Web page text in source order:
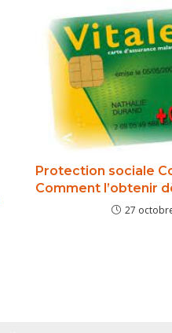
Protection sociale
Comment l’obtenir
27